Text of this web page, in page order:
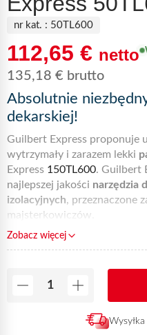
nr kat. : 50TL600
112,65 € netto
135,18 € brutto
Absolutnie
dekarskiej!
Guilbert Express proponuje
wytrzymały i zarazem lekki
Express 150TL600. Guilbert
najlepszej jakości narzędzia
izolacyjnych, przeznaczone
majsterkowiczów.
Palnik dekarski do
gwarantowana
Mocny i wytrzymałypalnik
odpowiada oczekiwaniom
i lancy
Titan’ Express jest
Zobacz więcej